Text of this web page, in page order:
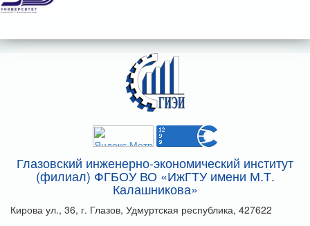
Глазовский инженерно-экономический институт
(филиал) ФГБОУ ВО «ИжГТУ имени М.Т.
Калашникова»
Кирова ул., 36, г. Глазов, Удмуртская республика, 427622